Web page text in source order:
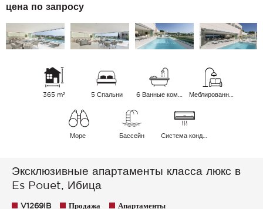
цена по запросу
365 m² 5 Спальни Меблированный
Море Бассейн
Эксклюзивные апартаменты класса люкс в
Es Pouet, Ибица
V1269IB Продажа Апартаменты